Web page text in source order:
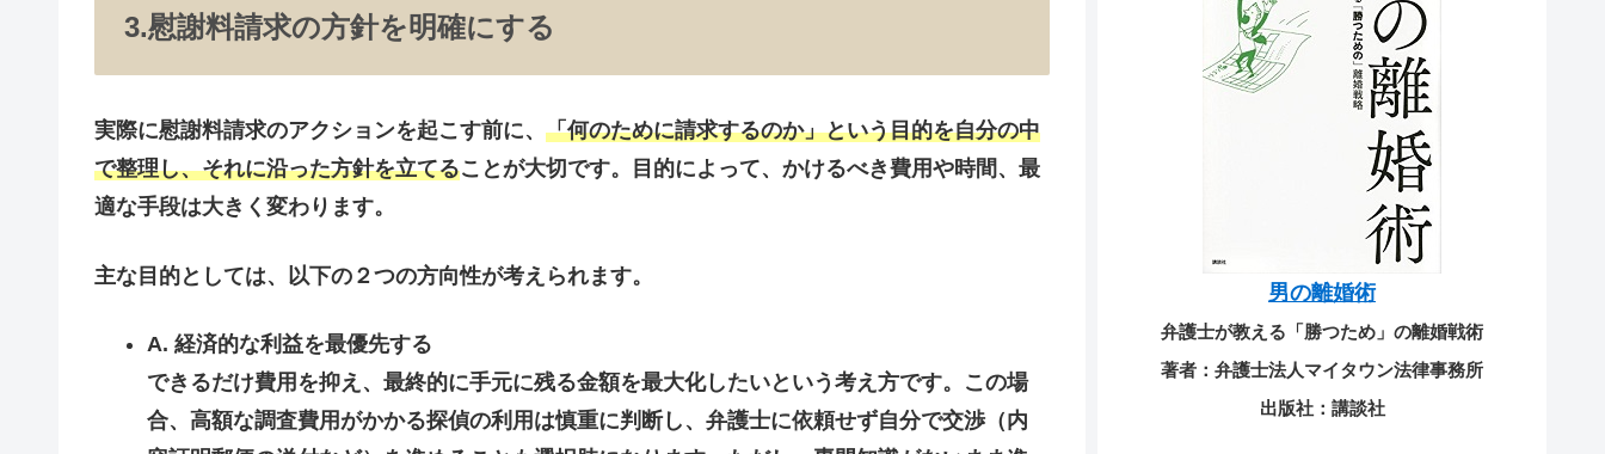
3.慰謝料請求の方針を明確にする
実際に慰謝料請求のアクションを起こす前に、 「何のために請求するのか」という目的を自分の中
で整理し、それに沿った方針を立てることが大切です。目的によって、かけるべき費用や時間、最
適な手段は大きく変わります。
主な目的としては、以下の２つの方向性が考えられます。
A. 経済的な利益を最優先する
できるだけ費用を抑え、最終的に手元に残る金額を最大化したいという考え方です。この場
合、高額な調査費用がかかる探偵の利用は慎重に判断し、弁護士に依頼せず自分で交渉（内
男の離婚術
弁護士が教える「勝つため」の離婚戦術
著者：弁護士法人マイタウン法律事務所
出版社：講談社